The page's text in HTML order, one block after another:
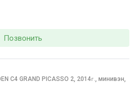
Позвонить
C4 GRAND PICASSO 2, 2014г. минивэн,